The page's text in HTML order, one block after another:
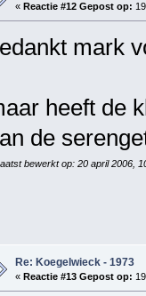
« Reactie #12 Gepost op:
mark
heeft de
de
bewerkt op: 20 april 2006,
Re: Koegelwieck - 1973
« Reactie #13 Gepost op: